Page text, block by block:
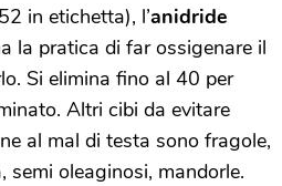
in etichetta), l’anidride
la pratica di far ossigenare il
Si elimina fino al 40 per
Altri cibi da evitare
al mal di testa sono fragole,
oleaginosi, mandorle.